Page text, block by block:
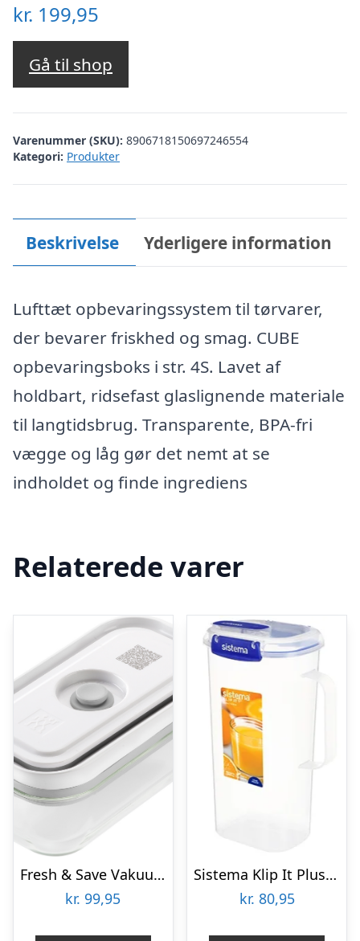
kr. 199,95
Gå til shop
Varenummer (SKU): 8906718150697246554
Kategori: Produkter
Beskrivelse Yderligere information
Lufttæt opbevaringssystem til tørvarer,
der bevarer friskhed og smag. CUBE
opbevaringsboks i str. 4S. Lavet af
holdbart, ridsefast glaslignende materiale
til langtidsbrug. Transparente, BPA-fri
vægge og låg gør det nemt at se
indholdet og finde ingrediens
Relaterede varer
Fresh & Save Vakuumbeholder i Glas str S
kr. 99,95
Sistema Klip It Plus – Kande med låg, 2L.
kr. 80,95